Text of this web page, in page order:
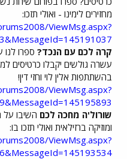
מחזירים לימינו - ואולי תזכו:
ViewMsg.aspx?
קרה לכם עם הנכד? ספרו לנו
עשרה גולשים יקבלו כרטיסים
בהשתתפות אלין לוי וחזי דין!
ViewMsg.aspx?
שורול'ה מחכה לכם השיבו על
ומוזיקה ברזילאית ואולי תזכו בו:
ViewMsg.aspx?